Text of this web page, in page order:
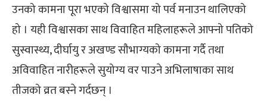
उनको कामना पूरा भएको विश्वासमा यो पर्व मनाउन थालिएको
हो । यही विश्वासका साथ विवाहित महिलाहरूले आफ्नो पतिको
सुस्वास्थ्य, दीर्घायु र अखण्ड सौभाग्यको कामना गर्दै तथा
अविवाहित नारीहरूले सुयोग्य वर पाउने अभिलाषाका साथ
तीजको व्रत बस्ने गर्दछन् ।